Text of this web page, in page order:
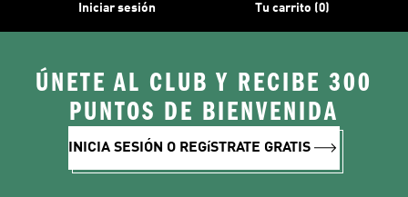
Iniciar sesión Tu carrito (0)
ÚNETE AL CLUB Y RECIBE 300
PUNTOS DE BIENVENIDA
INICIA SESIÓN O REGíSTRATE GRATIS